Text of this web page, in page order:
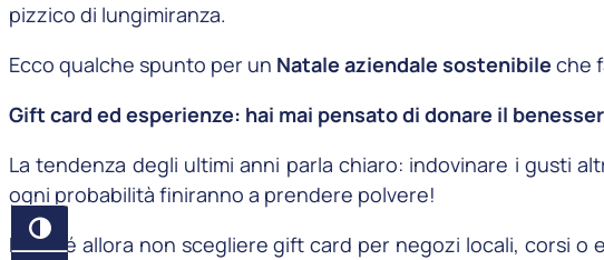
ATTIVA/DISATTIVA ALTO CONTRASTO
pizzico di lungimiranza.
Ecco qualche spunto per un Natale aziendale sostenibile che
Gift card ed esperienze: hai mai pensato di donare il
La tendenza degli ultimi anni parla chiaro: indovinare i gusti
ogni probabilità finiranno a prendere polvere!
Perché allora non scegliere gift card per negozi locali, corsi